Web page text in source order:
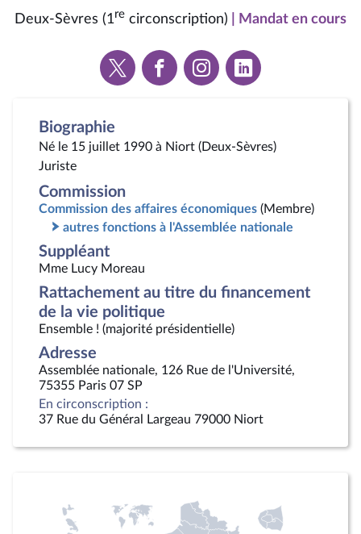
Deux-Sèvres (1re circonscription) | Mandat en cours
Voir
la
Voir
la
Voir
la
Voir
la
Biographie
Né le 15 juillet 1990 à Niort (Deux-Sèvres)
Juriste
Commission
Commission des affaires économiques (Membre)
autres fonctions à l'Assemblée nationale
Suppléant
Mme Lucy Moreau
Rattachement au titre du financement
de la vie politique
Ensemble ! (majorité présidentielle)
Adresse
Assemblée nationale, 126 Rue de l'Université,
75355 Paris 07 SP
En circonscription :
37 Rue du Général Largeau 79000 Niort